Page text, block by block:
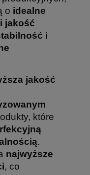
o idealne
jakość
i
jakość
które
.
najwyższe
, co